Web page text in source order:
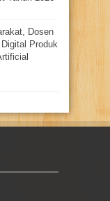
Dosen
Produk